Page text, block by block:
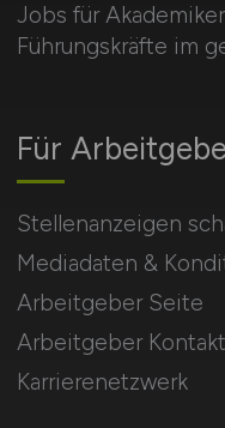
Jobs für
Führungskräfte im
Für
Stellenanzeigen
Mediadaten &
Arbeitgeber Seite
Arbeitgeber Kontakt
Karrierenetzwerk